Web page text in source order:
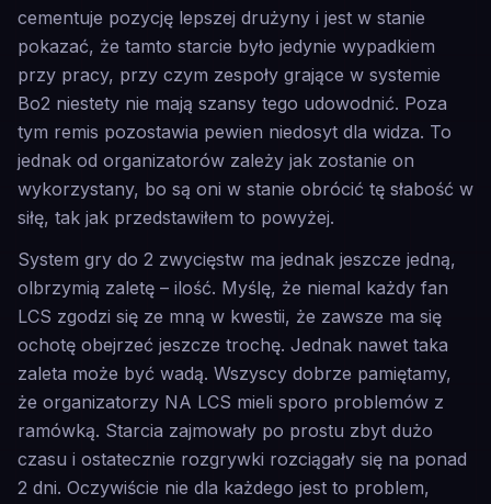
cementuje pozycję lepszej drużyny i jest w stanie
pokazać, że tamto starcie było jedynie wypadkiem
przy pracy, przy czym zespoły grające w systemie
Bo2 niestety nie mają szansy tego udowodnić. Poza
tym remis pozostawia pewien niedosyt dla widza. To
jednak od organizatorów zależy jak zostanie on
wykorzystany, bo są oni w stanie obrócić tę słabość w
siłę, tak jak przedstawiłem to powyżej.
System gry do 2 zwycięstw ma jednak jeszcze jedną,
olbrzymią zaletę – ilość. Myślę, że niemal każdy fan
LCS zgodzi się ze mną w kwestii, że zawsze ma się
ochotę obejrzeć jeszcze trochę. Jednak nawet taka
zaleta może być wadą. Wszyscy dobrze pamiętamy,
że organizatorzy NA LCS mieli sporo problemów z
ramówką. Starcia zajmowały po prostu zbyt dużo
czasu i ostatecznie rozgrywki rozciągały się na ponad
2 dni. Oczywiście nie dla każdego jest to problem,